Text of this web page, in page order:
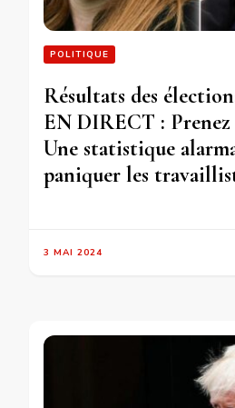
POLITIQUE
Résultats des
EN DIRECT :
Une statistique
paniquer les
3 MAI 2024